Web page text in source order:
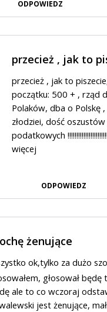
ODPOWIEDZ
przecież , jak to
przecież , jak to
początku: 500 + , rząd
Polaków, dba o Polskę
złodziei, dość oszustów
podatkowych
więcej
ODPOWIEDZ
żenujące
ok,tylko za dużo
głosował będę
ale to co wczoraj
jest żenujące,